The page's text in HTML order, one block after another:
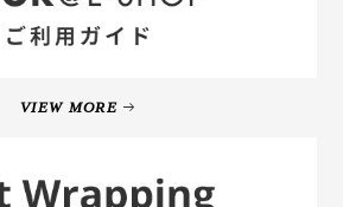
VIEW MORE